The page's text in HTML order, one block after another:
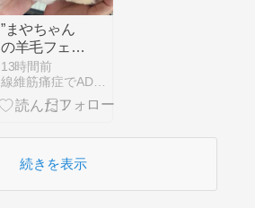
”まやちゃん
の羊毛フェル
ト⑰&今朝の
ことなど”
13時間前
続きを表示